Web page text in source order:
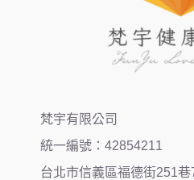
梵宇有限公司
統一編號：42854211
台北市信義區福德街251